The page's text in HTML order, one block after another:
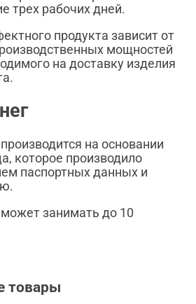
трех рабочих дней.
продукта зависит от
мощностей
на доставку изделия
на основании
которое производило
паспортных данных и
занимать до 10
товары